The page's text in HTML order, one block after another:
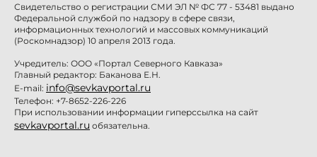
Свидетельство о регистрации СМИ ЭЛ № ФС 77 - 53481 выдано
Федеральной службой по надзору в сфере связи,
информационных технологий и массовых коммуникаций
(Роскомнадзор) 10 апреля 2013 года.
Учредитель: ООО «Портал Северного Кавказа»
Главный редактор: Баканова Е.Н.
E-mail: info@sevkavportal.ru
Телефон: +7-8652-226-226
При использовании информации гиперссылка на сайт
sevkavportal.ru обязательна.